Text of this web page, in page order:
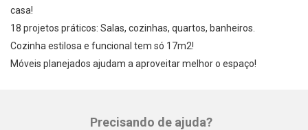
casa!
18 projetos práticos: Salas, cozinhas, quartos, banheiros.
Cozinha estilosa e funcional tem só 17m2!
Móveis planejados ajudam a aproveitar melhor o espaço!
Precisando de ajuda?